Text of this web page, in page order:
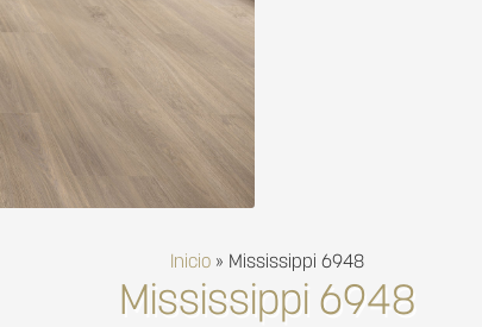
Inicio» Mississippi 6948
Mississippi 6948